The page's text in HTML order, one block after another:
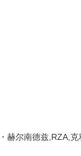
赫尔南德兹,RZA,